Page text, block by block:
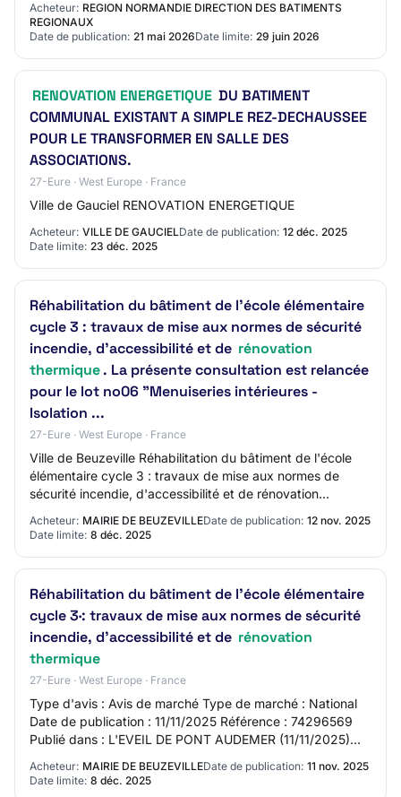
Acheteur: REGION NORMANDIE DIRECTION DES BATIMENTS
REGIONAUX
Date de publication: 21 mai 2026Date limite: 29 juin 2026
RENOVATION ENERGETIQUE DU BATIMENT
COMMUNAL EXISTANT A SIMPLE REZ-DECHAUSSEE
POUR LE TRANSFORMER EN SALLE DES
ASSOCIATIONS.
27-Eure · West Europe · France
Ville de Gauciel RENOVATION ENERGETIQUE
Acheteur: VILLE DE GAUCIELDate de publication: 12 déc. 2025
Date limite: 23 déc. 2025
Réhabilitation du bâtiment de l'école élémentaire
cycle 3 : travaux de mise aux normes de sécurité
incendie, d'accessibilité et de rénovation
thermique. La présente consultation est relancée
pour le lot no06 "Menuiseries intérieures -
Isolation ...
27-Eure · West Europe · France
Ville de Beuzeville Réhabilitation du bâtiment de l'école
élémentaire cycle 3 : travaux de mise aux normes de
sécurité incendie, d'accessibilité et de rénovation
Acheteur: MAIRIE DE BEUZEVILLEDate de publication: 12 nov. 2025
Date limite: 8 déc. 2025
Réhabilitation du bâtiment de l'école élémentaire
cycle 3·: travaux de mise aux normes de sécurité
incendie, d'accessibilité et de rénovation
thermique
27-Eure · West Europe · France
Type d'avis : Avis de marché Type de marché : National
Date de publication : 11/11/2025 Référence : 74296569
Publié dans : L'EVEIL DE PONT AUDEMER (11/11/2025)
Acheteur: MAIRIE DE BEUZEVILLEDate de publication: 11 nov. 2025
Date limite: 8 déc. 2025